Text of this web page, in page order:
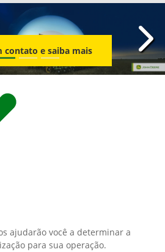
contato e saiba mais
ajudarão você a determinar a
para sua operação.